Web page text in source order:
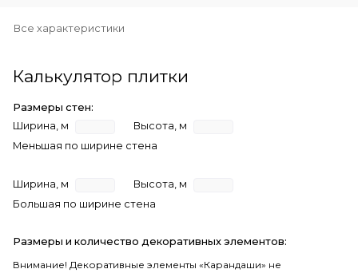
Все характеристики
Калькулятор плитки
Размеры стен:
Ширина, м
Высота, м
Меньшая по ширине стена
Ширина, м
Высота, м
Большая по ширине стена
Размеры и количество декоративных элементов:
Внимание! Декоративные элементы «Карандаши» не